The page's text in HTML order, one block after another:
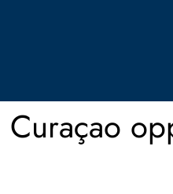
Curaçao